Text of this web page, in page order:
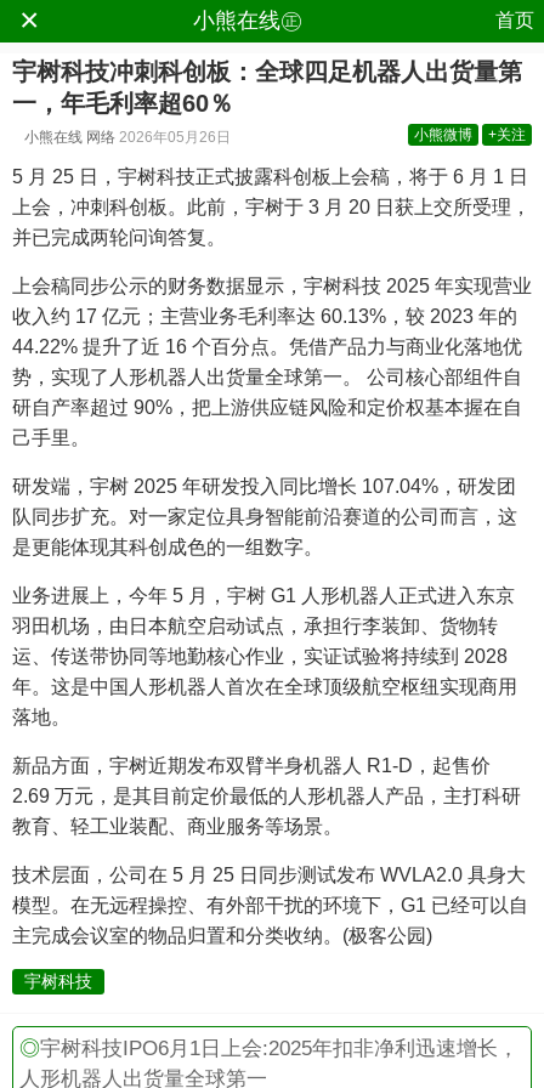
× 小熊在线㊣ 首页
宇树科技冲刺科创板：全球四足机器人出货量第
一，年毛利率超60％
小熊在线 网络 2026年05月26日 小熊微博 +关注
5 月 25 日，宇树科技正式披露科创板上会稿，将于 6 月 1 日
上会，冲刺科创板。此前，宇树于 3 月 20 日获上交所受理，
并已完成两轮问询答复。
上会稿同步公示的财务数据显示，宇树科技 2025 年实现营业
收入约 17 亿元；主营业务毛利率达 60.13%，较 2023 年的
44.22% 提升了近 16 个百分点。凭借产品力与商业化落地优
势，实现了人形机器人出货量全球第一。 公司核心部组件自
研自产率超过 90%，把上游供应链风险和定价权基本握在自
己手里。
研发端，宇树 2025 年研发投入同比增长 107.04%，研发团
队同步扩充。对一家定位具身智能前沿赛道的公司而言，这
是更能体现其科创成色的一组数字。
业务进展上，今年 5 月，宇树 G1 人形机器人正式进入东京
羽田机场，由日本航空启动试点，承担行李装卸、货物转
运、传送带协同等地勤核心作业，实证试验将持续到 2028
年。这是中国人形机器人首次在全球顶级航空枢纽实现商用
落地。
新品方面，宇树近期发布双臂半身机器人 R1-D，起售价
2.69 万元，是其目前定价最低的人形机器人产品，主打科研
教育、轻工业装配、商业服务等场景。
技术层面，公司在 5 月 25 日同步测试发布 WVLA2.0 具身大
模型。在无远程操控、有外部干扰的环境下，G1 已经可以自
主完成会议室的物品归置和分类收纳。(极客公园)
宇树科技
◎宇树科技IPO6月1日上会:2025年扣非净利迅速增长，
人形机器人出货量全球第一